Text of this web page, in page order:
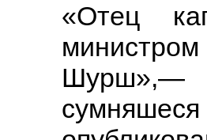
«Отец
Шурш»,—